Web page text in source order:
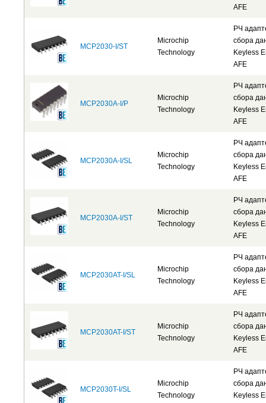
AFE
MCP2030-I/ST
Microchip
Technology
РЧ
сбора
Keyless
AFE
MCP2030A-I/P
Microchip
Technology
РЧ
сбора
Keyless
AFE
MCP2030A-I/SL
Microchip
Technology
РЧ
сбора
Keyless
AFE
MCP2030A-I/ST
Microchip
Technology
РЧ
сбора
Keyless
AFE
MCP2030AT-I/SL
Microchip
Technology
РЧ
сбора
Keyless
AFE
MCP2030AT-I/ST
Microchip
Technology
РЧ
сбора
Keyless
AFE
MCP2030T-I/SL
Microchip
Technology
РЧ
сбора
Keyless